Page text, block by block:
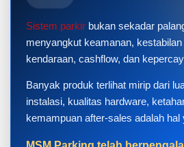
Sistem parkir bukan sekadar
menyangkut keamanan,
kendaraan, cashflow, dan
Banyak produk terlihat mirip dari
instalasi, kualitas hardware,
kemampuan after-sales adalah